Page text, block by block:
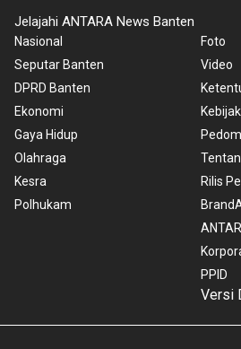
Jelajahi ANTARA News Banten
Nasional
Seputar Banten
DPRD Banten
Ekonomi
Gaya Hidup
Olahraga
Kesra
Polhukam
Foto
Video
Rilis
PPID
Versi